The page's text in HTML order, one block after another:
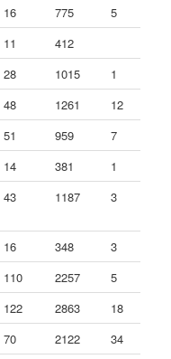
16 775
5
11
412
28 1015
1
48 1261
12
51 959
7
14 381
1
43 1187 3
16 348
3
110 2257
5
122 2863
18
70 2122
34